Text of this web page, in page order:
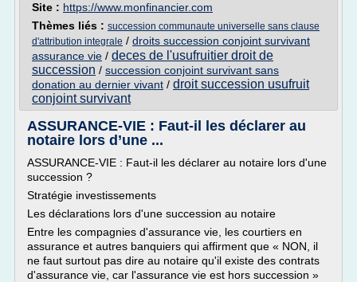
Site : https://www.monfinancier.com
Thèmes liés : succession communaute universelle sans clause
d'attribution integrale / droits succession conjoint survivant
assurance vie / deces de l'usufruitier droit de
succession / succession conjoint survivant sans
donation au dernier vivant / droit succession usufruit
conjoint survivant
ASSURANCE-VIE : Faut-il les déclarer au
notaire lors d’une ...
ASSURANCE-VIE : Faut-il les déclarer au notaire lors d'une
succession ?
Stratégie investissements
Les déclarations lors d'une succession au notaire
Entre les compagnies d'assurance vie, les courtiers en
assurance et autres banquiers qui affirment que « NON, il
ne faut surtout pas dire au notaire qu'il existe des contrats
d'assurance vie, car l'assurance vie est hors succession »